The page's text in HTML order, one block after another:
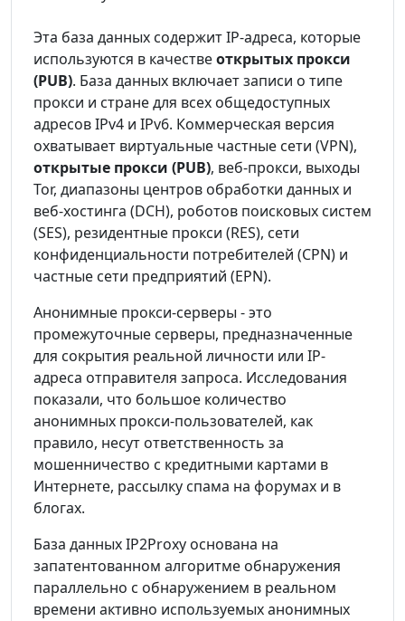
Эта база данных содержит IP-адреса, которые
используются в качествеоткрытых прокси
(PUB). База данных включает записи о типе
прокси и стране для всех общедоступных
адресов IPv4 и IPv6. Коммерческая версия
охватывает виртуальные частные сети (VPN),
открытые прокси (PUB), веб-прокси, выходы
Tor, диапазоны центров обработки данных и
веб-хостинга (DCH), роботов поисковых систем
(SES), резидентные прокси (RES), сети
конфиденциальности потребителей (CPN) и
частные сети предприятий (EPN).
Анонимные прокси-серверы - это
промежуточные серверы, предназначенные
для сокрытия реальной личности или IP-
адреса отправителя запроса. Исследования
показали, что большое количество
анонимных прокси-пользователей, как
правило, несут ответственность за
мошенничество с кредитными картами в
Интернете, рассылку спама на форумах и в
блогах.
База данных IP2Proxy основана на
запатентованном алгоритме обнаружения
параллельно с обнаружением в реальном
времени активно используемых анонимных